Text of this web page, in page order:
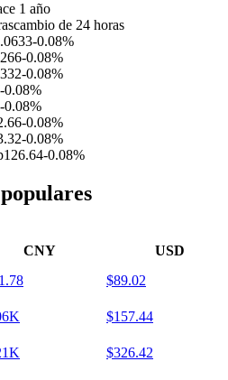
1 año
cambio de 24 horas
-0.08%
-0.08%
-0.08%
-0.08%
-0.08%
-0.08%
-0.08%
-0.08%
CNY USD
$89.02
$157.44
$326.42